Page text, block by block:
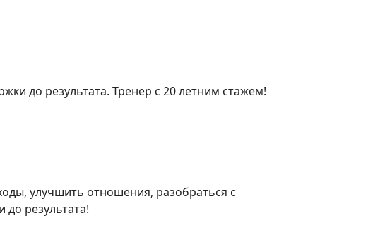
до результата. Тренер с 20 летним стажем!
улучшить отношения, разобраться с
результата!